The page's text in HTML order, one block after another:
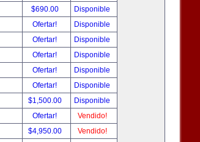
$690.00
Disponible
Ofertar!
Disponible
Ofertar!
Disponible
Ofertar!
Disponible
Ofertar!
Disponible
Ofertar!
Disponible
$1,500.00
Disponible
Ofertar!
Vendido!
$4,950.00
Vendido!